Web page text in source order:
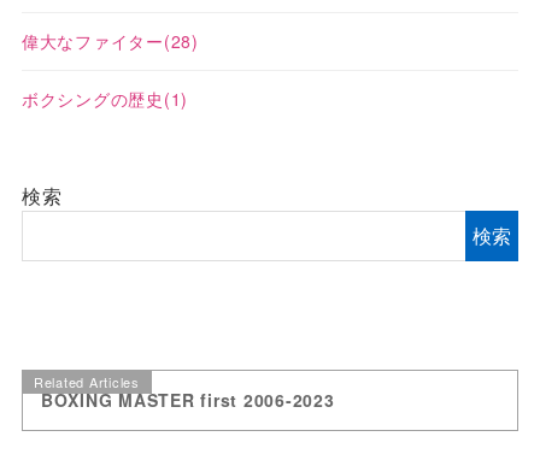
偉大なファイター(28)
ボクシングの歴史 (1)
検索
検索
Related Articles
BOXING MASTER first 2006-2023